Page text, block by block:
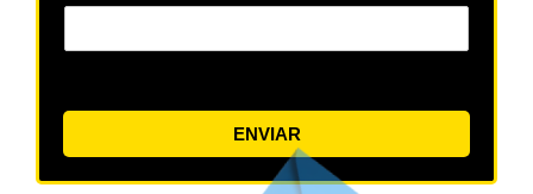
ENVIAR